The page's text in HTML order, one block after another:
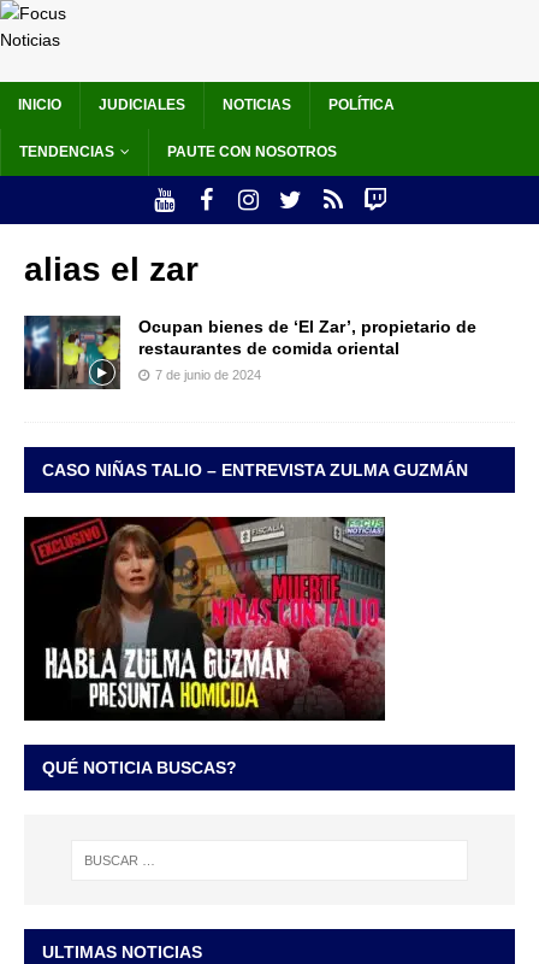
INICIO JUDICIALES NOTICIAS POLÍTICA
TENDENCIAS PAUTE CON NOSOTROS
alias el zar
Ocupan bienes de ‘El Zar’, propietario de
restaurantes de comida oriental
7 de junio de 2024
CASO NIÑAS TALIO – ENTREVISTA ZULMA GUZMÁN
QUÉ NOTICIA BUSCAS?
ULTIMAS NOTICIAS